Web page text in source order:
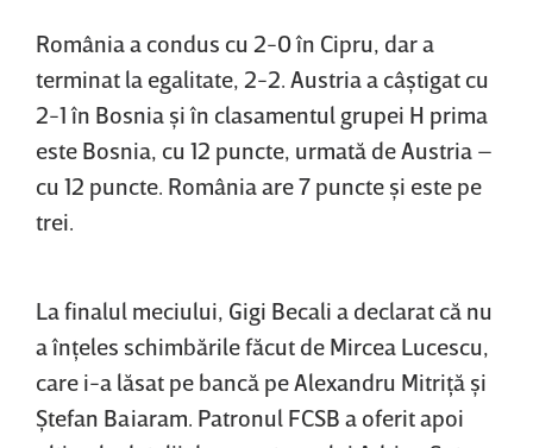
România a condus cu 2-0 în Cipru, dar a
terminat la egalitate, 2-2. Austria a câştigat cu
2-1 în Bosnia şi în clasamentul grupei H prima
este Bosnia, cu 12 puncte, urmată de Austria –
cu 12 puncte. România are 7 puncte şi este pe
trei.
La finalul meciului, Gigi Becali a declarat că nu
a înţeles schimbările făcut de Mircea Lucescu,
care i-a lăsat pe bancă pe Alexandru Mitriţă şi
Ştefan Baiaram. Patronul FCSB a oferit apoi